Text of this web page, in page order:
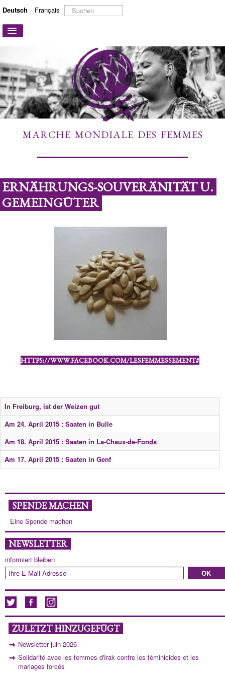
Deutsch Français
Suchen
...
Navigation
ÜBER UNS
AKTIONEN UND KAMPAGNEN
MITMACHEN
MEHR ERFAHREN
MARCHE MONDIALE DES FEMMES
ERNÄHRUNGS-SOUVERÄNITÄT U.
GEMEINGÜTER
HTTPS://WWW.FACEBOOK.COM/LESFEMMESSEMENT#
In Freiburg, ist der Weizen gut
Am 24. April 2015 : Saaten in Bulle
Am 18. April 2015 : Saaten in La-Chaux-de-Fonds
Am 17. April 2015 : Saaten in Genf
SPENDE MACHEN
Eine Spende machen
NEWSLETTER
informiert bleiben
ZULETZT HINZUGEFÜGT
Newsletter juin 2026
Solidarité avec les femmes d'Irak contre les féminicides et les
mariages forcés